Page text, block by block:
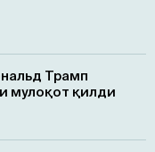
Трамп
мулоқот қилди